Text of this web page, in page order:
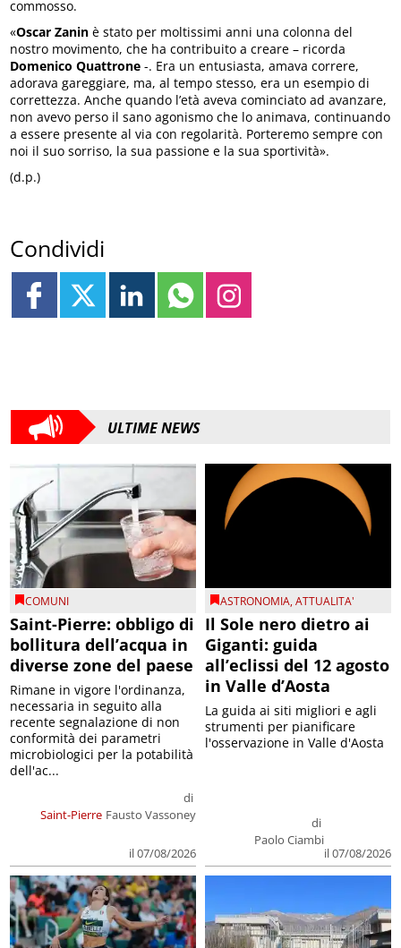
commosso.
«Oscar Zanin è stato per moltissimi anni una colonna del
nostro movimento, che ha contribuito a creare – ricorda
Domenico Quattrone -. Era un entusiasta, amava correre,
adorava gareggiare, ma, al tempo stesso, era un esempio di
correttezza. Anche quando l’età aveva cominciato ad avanzare,
non avevo perso il sano agonismo che lo animava, continuando
a essere presente al via con regolarità. Porteremo sempre con
noi il suo sorriso, la sua passione e la sua sportività».
(d.p.)
Condividi
ULTIME NEWS
COMUNI
Saint-Pierre: obbligo di
bollitura dell’acqua in
diverse zone del paese
Saint-Pierre
di
Fausto Vassoney
il 07/08/2026
Rimane in vigore l'ordinanza,
necessaria in seguito alla
recente segnalazione di non
conformità dei parametri
microbiologici per la potabilità
dell'ac...
ASTRONOMIA,ATTUALITA'
Il Sole nero dietro ai
Giganti: guida
all’eclissi del 12 agosto
in Valle d’Aosta
di
Paolo Ciambi
il 07/08/2026
La guida ai siti migliori e agli
strumenti per pianificare
l'osservazione in Valle d'Aosta